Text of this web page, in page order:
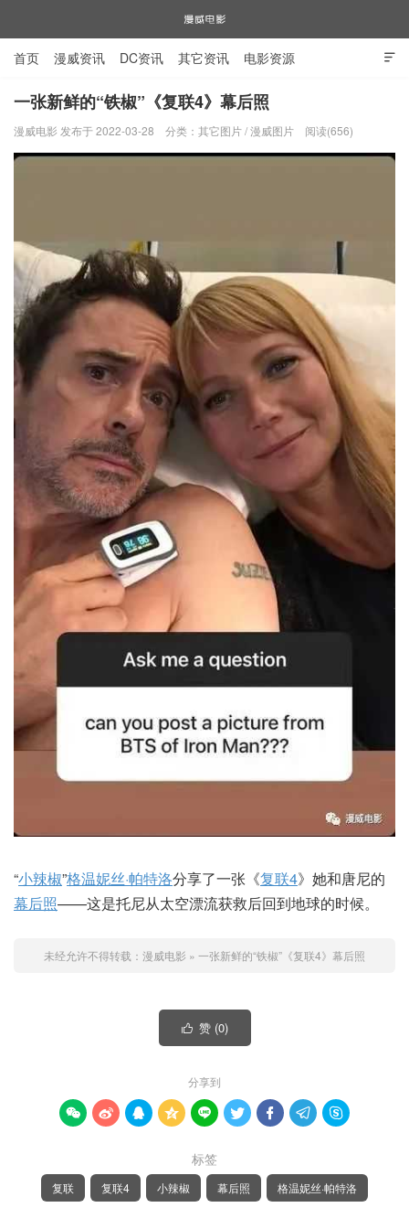
漫威电影

首页 漫威资讯 DC资讯 其它资讯 电影资源
电视剧资源 漫威图片
一张新鲜的“铁椒”《复联4》幕后照
漫威电影 发布于 2022-03-28 分类： 其它图片/漫威图片 阅读(656)
“小辣椒”格温妮丝·帕特洛分享了一张《复联4》她和唐尼的
幕后照——这是托尼从太空漂流获救后回到地球的时候。
未经允许不得转载： 漫威电影 » 一张新鲜的“铁椒”《复联4》幕后照
 赞 (0)
分享到
        
标签
复联 复联4 小辣椒 幕后照 格温妮丝·帕特洛